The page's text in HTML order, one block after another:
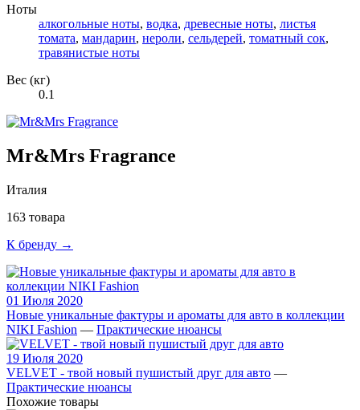
Ноты
алкогольные ноты, водка, древесные ноты, листья
томата, мандарин, нероли, сельдерей, томатный сок,
травянистые ноты
Вес (кг)
0.1
Mr&Mrs Fragrance
Италия
163 товара
К бренду →
01 Июля 2020
Новые уникальные фактуры и ароматы для авто в коллекции
NIKI Fashion — Практические нюансы
19 Июля 2020
VELVET - твой новый пушистый друг для авто —
Практические нюансы
Похожие товары